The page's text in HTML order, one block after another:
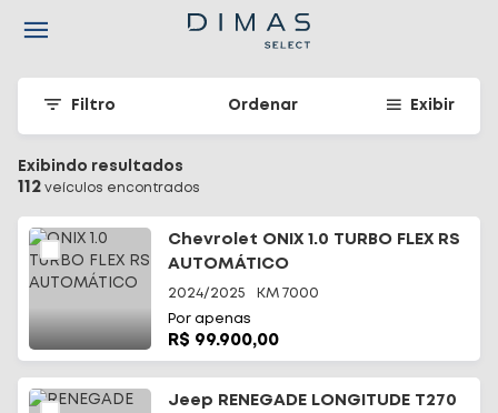
Filtro Ordenar Exibir
Exibindo resultados
112 veículos encontrados
Chevrolet ONIX 1.0 TURBO FLEX RS
AUTOMÁTICO
2024/2025 KM 7000
Por apenas
R$ 99.900,00
Jeep RENEGADE LONGITUDE T270
Navigated to Seu carro seminovo em Santa Catarina -